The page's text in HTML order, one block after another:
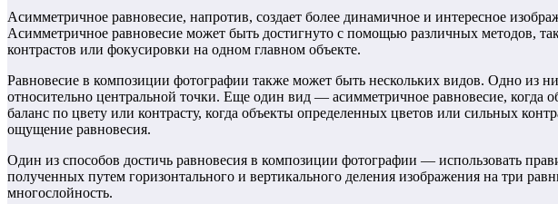
Асимметричное равновесие, напротив, создает более динамичное и интересное
Асимметричное равновесие может быть достигнуто с помощью различных методов,
контрастов или фокусировки на одном главном объекте.
Равновесие в композиции фотографии также может быть нескольких видов. Одно из
относительно центральной точки. Еще один вид — асимметричное равновесие, когда
баланс по цвету или контрасту, когда объекты определенных цветов или сильных
ощущение равновесия.
Один из способов достичь равновесия в композиции фотографии — использовать
полученных путем горизонтального и вертикального деления изображения на три
многослойность.